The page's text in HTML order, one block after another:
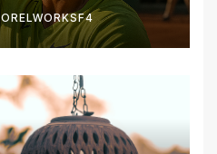
ORELWORKSF4